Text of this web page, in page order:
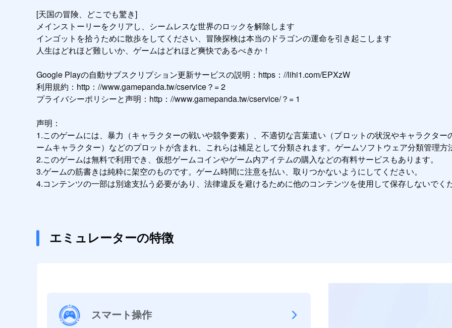
[天国の冒険、どこでも驚き]
メインストーリーをクリアし、シームレスな世界のロックを解除します
インゴットを拾うために散歩をしてください、冒険探検は本当のドラゴンの運命を引き起こします
人生はどれほど難しいか、ゲームはどれほど爽快であるべきか！
Google Playの自動サブスクリプション更新サービスの説明：https：//lihi1.com/EPXzW
利用規約：http：//www.gamepanda.tw/cservice？= 2
プライバシーポリシーと声明：http：//www.gamepanda.tw/cservice/？= 1
声明：
1.このゲームには、暴力（キャラクターの戦いや競争要素）、不適切な言葉遣い（プロットの状況やキャラクタ
ームキャラクター）などのプロットが含まれ、これらは補足として分類されます。ゲームソフトウェア分類管理方
2.このゲームは無料で利用でき、仮想ゲームコインやゲーム内アイテムの購入などの有料サービスもあります。
3.ゲームの筋書きは純粋に架空のものです。ゲーム時間に注意を払い、取りつかないようにしてください。
4.コンテンツの一部は別途支払う必要があり、法律違反を避けるために他のコンテンツを使用して保存しないでく
エミュレーターの特徴
スマート操作